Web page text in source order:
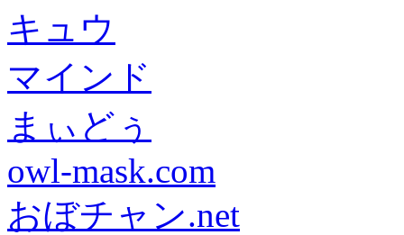
キュウ
マインド
まぃどぅ
owl-mask.com
おぼチャン.net